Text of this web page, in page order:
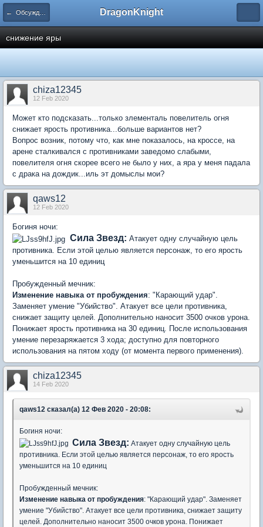
← Обсуждение стратегий DragonKnight
снижение яры
chiza12345
12 Feb 2020
Может кто подсказать...только злементаль повелитель огня
снижает ярость противника...больше вариантов нет?
Вопрос возник, потому что, как мне показалось, на кроссе, на
арене сталкивался с противниками заведомо слабыми,
повелителя огня скорее всего не было у них, а яра у меня падала
с драка на дождик...иль эт домыслы мои?
qaws12
12 Feb 2020
Богиня ночи:
Сила Звезд: Атакует одну случайную цель
противника. Если этой целью является персонаж, то его ярость
уменьшится на 10 единиц
Пробужденный мечник:
Изменение навыка от пробуждения: "Карающий удар".
Заменяет умение "Убийство". Атакует все цели противника,
снижает защиту целей. Дополнительно наносит 3500 очков урона.
Понижает ярость противника на 30 единиц. После использования
умение перезаряжается 3 хода; доступно для повторного
использования на пятом ходу (от момента первого применения).
chiza12345
14 Feb 2020
qaws12 сказал(а) 12 Фев 2020 - 20:08:
Богиня ночи:
Сила Звезд: Атакует одну случайную цель
противника. Если этой целью является персонаж, то его ярость
уменьшится на 10 единиц
Пробужденный мечник:
Изменение навыка от пробуждения: "Карающий удар". Заменяет
умение "Убийство". Атакует все цели противника, снижает защиту
целей. Дополнительно наносит 3500 очков урона. Понижает